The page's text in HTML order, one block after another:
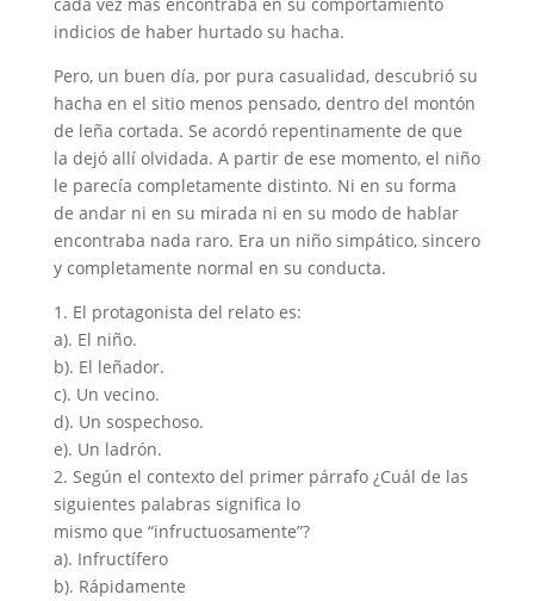
cada vez más encontraba en su comportamiento
indicios de haber hurtado su hacha.
Pero, un buen día, por pura casualidad, descubrió su
hacha en el sitio menos pensado, dentro del montón
de leña cortada. Se acordó repentinamente de que
la dejó allí olvidada. A partir de ese momento, el niño
le parecía completamente distinto. Ni en su forma
de andar ni en su mirada ni en su modo de hablar
encontraba nada raro. Era un niño simpático, sincero
y completamente normal en su conducta.
1. El protagonista del relato es:
a). El niño.
b). El leñador.
c). Un vecino.
d). Un sospechoso.
e). Un ladrón.
2. Según el contexto del primer párrafo ¿Cuál de las
siguientes palabras significa lo
mismo que “infructuosamente”?
a). Infructífero
b). Rápidamente